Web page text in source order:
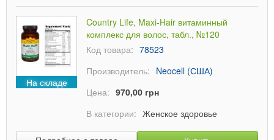
На складе
Country Life, Maxi-Hair витаминный
комплекс для волос, табл., №120
Код товара: 78523
Производитель: Neocell (США)
Цена: 970,00 грн
В категории: Женское здоровье